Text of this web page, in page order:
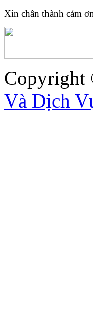
Xin chân thành cảm
Copyright
Và Dịch